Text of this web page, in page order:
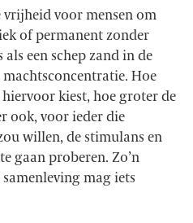
vrijheid voor mensen om
of permanent zonder
een schep zand in de
Hoe
kiest, hoe groter de
ook, voor ieder die
willen, de stimulans en
gaan proberen. Zo’n
mag iets